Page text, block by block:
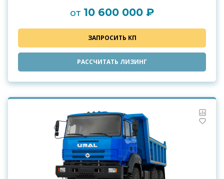
от 10 600 000 ₽
ЗАПРОСИТЬ КП
РАССЧИТАТЬ ЛИЗИНГ